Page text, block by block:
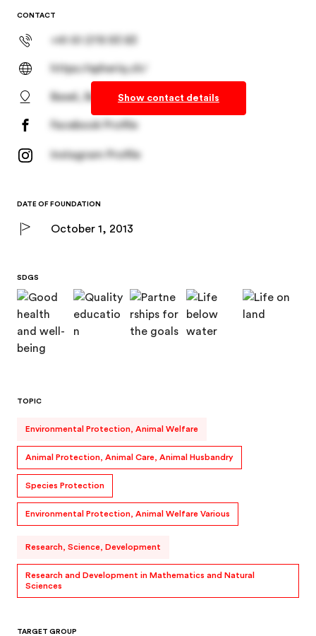
CONTACT
https://spheriq.ch/
Basel, Basel-Stadt
Facebook Profile
Instagram Profile
Show contact details
DATE OF FOUNDATION
October 1, 2013
SDGS
TOPIC
Environmental Protection, Animal Welfare
Animal Protection, Animal Care, Animal Husbandry
Species Protection
Environmental Protection, Animal Welfare Various
Research, Science, Development
Research and Development in Mathematics and Natural
Sciences
TARGET GROUP